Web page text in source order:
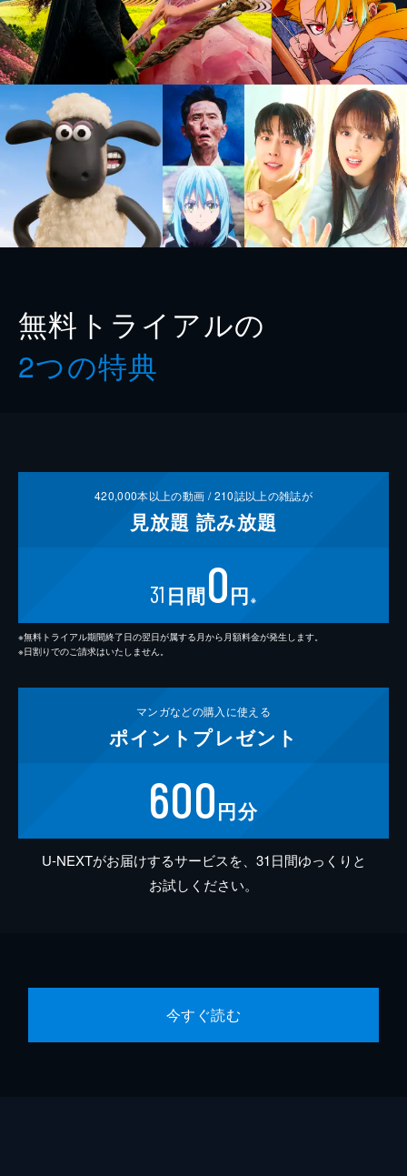
無料トライアルの
2つの特典
420,000本以上の動画 /210誌以上の雑誌が
見放題 読み放題
31 日間0円 ※
※無料トライアル期間終了日の翌日が属する月から月額料金が発生します。
※日割りでのご請求はいたしません。
マンガなどの購入に使える
ポイント プレゼント
600円分
U-NEXTがお届けするサービスを、31日間ゆっくりと
お試しください。
今すぐ読む